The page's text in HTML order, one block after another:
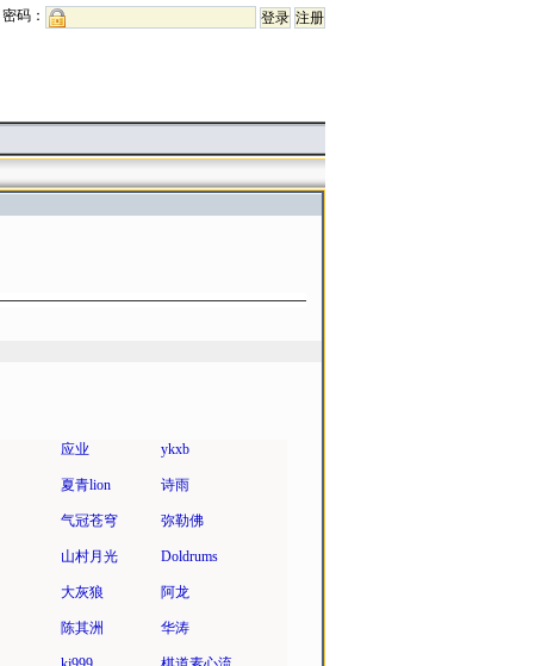
密码：
应业 ykxb
夏青lion 诗雨
气冠苍穹 弥勒佛
山村月光 Doldrums
大灰狼 阿龙
陈其洲 华涛